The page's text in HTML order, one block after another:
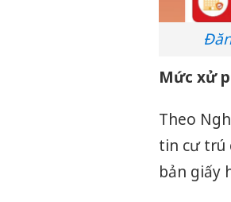
Mức xử
Theo
tin cư trú
bản giấy